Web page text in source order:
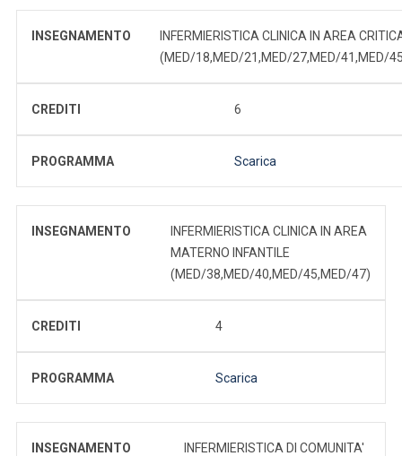
INSEGNAMENTO
INFERMIERISTICA CLINICA IN AREA
(MED/18,MED/21,MED/27,MED/41,MED/
CREDITI 6
PROGRAMMA Scarica
INSEGNAMENTO
INFERMIERISTICA CLINICA IN AREA
MATERNO INFANTILE
(MED/38,MED/40,MED/45,MED/47)
CREDITI 4
PROGRAMMA Scarica
INSEGNAMENTO
INFERMIERISTICA DI COMUNITA'